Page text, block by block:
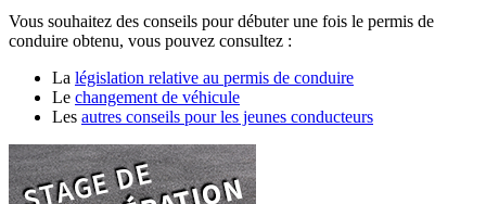
Vous souhaitez des conseils pour débuter une fois le permis de
conduire obtenu, vous pouvez consultez :
La législation relative au permis de conduire
Le changement de véhicule
Les autres conseils pour les jeunes conducteurs